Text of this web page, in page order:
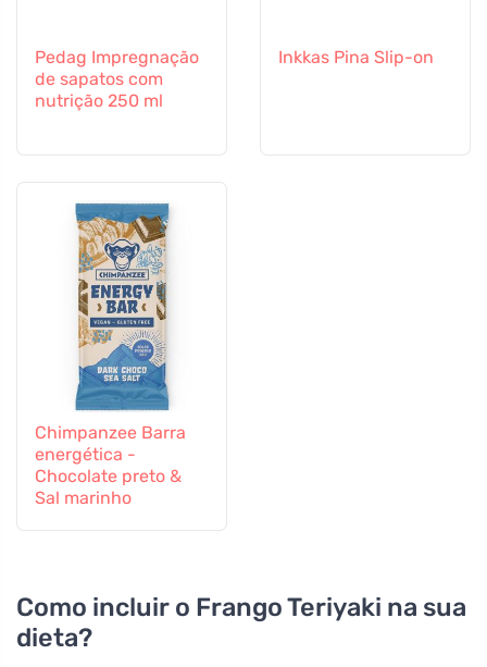
Pedag Impregnação
de sapatos com
nutrição 250 ml
Inkkas Pina Slip-on
Chimpanzee Barra
energética -
Chocolate preto &
Sal marinho
Como incluir o Frango Teriyaki na sua
dieta?